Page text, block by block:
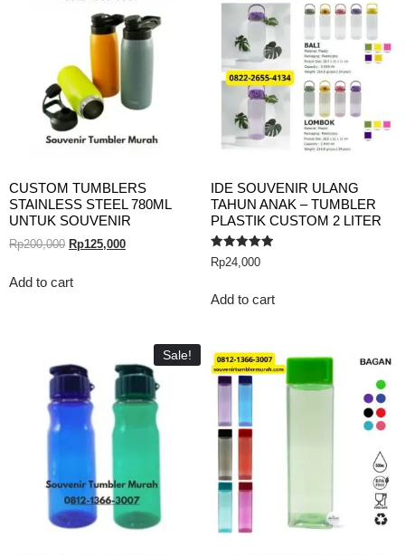
CUSTOM TUMBLERS
STAINLESS STEEL 780ML
UNTUK SOUVENIR
Rp200,000 Rp125,000
Add to cart
IDE SOUVENIR ULANG
TAHUN ANAK – TUMBLER
PLASTIK CUSTOM 2 LITER
Rated
5.00
Rp24,000
Add to cart
Sale!